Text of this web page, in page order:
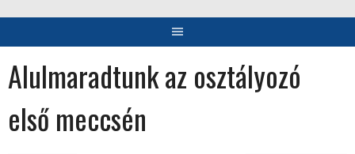
Alulmaradtunk az osztályozó
első meccsén